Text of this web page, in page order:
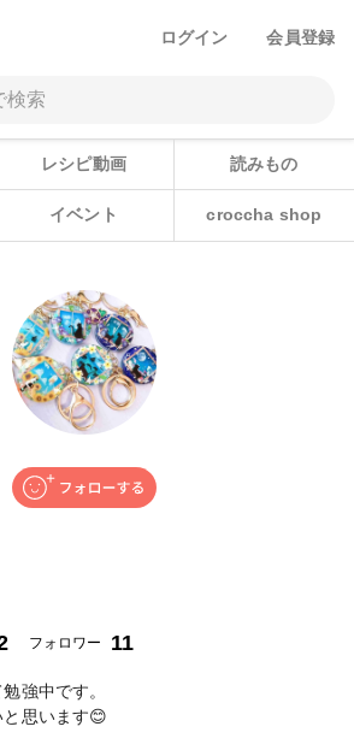
ログイン 会員登録
レシピ動画 読みもの
イベント croccha shop
フォロワー 11
強中です。
思います😊